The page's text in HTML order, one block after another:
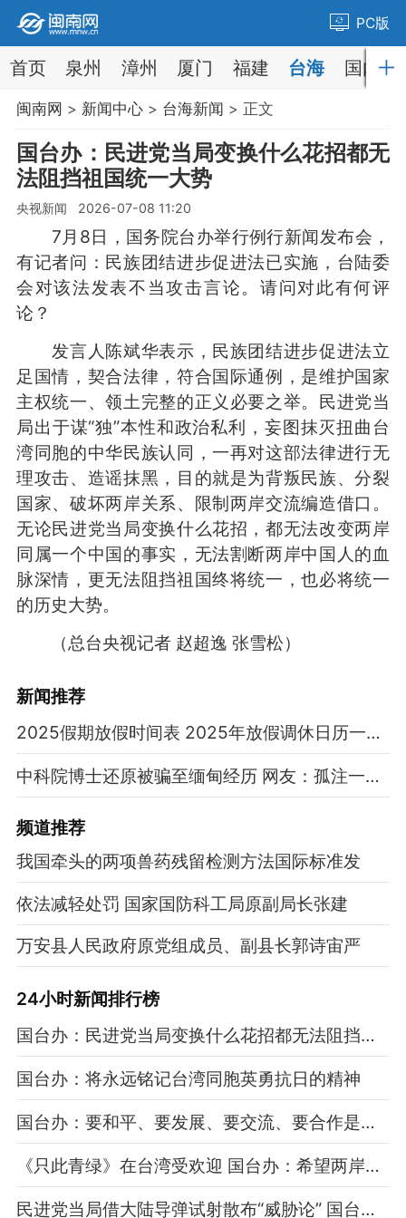
PC版
首页 泉州 漳州 厦门 福建 台海 国内
闽南网 > 新闻中心> 台海新闻 > 正文
国台办：民进党当局变换什么花招都无
法阻挡祖国统一大势
央视新闻 2026-07-08 11:20
7月8日，国务院台办举行例行新闻发布会，
有记者问：民族团结进步促进法已实施，台陆委
会对该法发表不当攻击言论。请问对此有何评
论？
发言人陈斌华表示，民族团结进步促进法立
足国情，契合法律，符合国际通例，是维护国家
主权统一、领土完整的正义必要之举。民进党当
局出于谋“独”本性和政治私利，妄图抹灭扭曲台
湾同胞的中华民族认同，一再对这部法律进行无
理攻击、造谣抹黑，目的就是为背叛民族、分裂
国家、破坏两岸关系、限制两岸交流编造借口。
无论民进党当局变换什么花招，都无法改变两岸
同属一个中国的事实，无法割断两岸中国人的血
脉深情，更无法阻挡祖国终将统一，也必将统一
的历史大势。
（总台央视记者 赵超逸 张雪松）
新闻推荐
2025假期放假时间表 2025年放假调休日历一览表
中科院博士还原被骗至缅甸经历 网友：孤注一掷现实版
频道推荐
我国牵头的两项兽药残留检测方法国际标准发
依法减轻处罚 国家国防科工局原副局长张建
万安县人民政府原党组成员、副县长郭诗宙严
24小时新闻排行榜
国台办：民进党当局变换什么花招都无法阻挡祖国统一大势
国台办：将永远铭记台湾同胞英勇抗日的精神
国台办：要和平、要发展、要交流、要合作是两岸同胞共同心声
《只此青绿》在台湾受欢迎 国台办：希望两岸之间文化交流越来越多
民进党当局借大陆导弹试射散布“威胁论” 国台办：过度反应